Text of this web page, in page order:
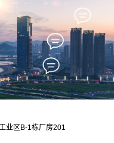
业区B-1栋厂房201